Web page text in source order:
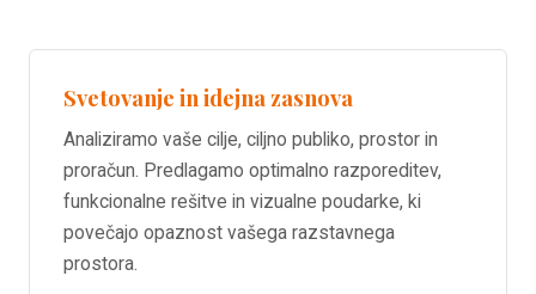
Svetovanje in idejna zasnova
Analiziramo vaše cilje, ciljno publiko, prostor in
proračun. Predlagamo optimalno razporeditev,
funkcionalne rešitve in vizualne poudarke, ki
povečajo opaznost vašega razstavnega
prostora.